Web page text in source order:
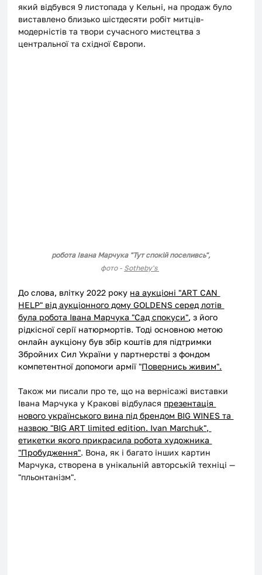
який відбувся 9 листопада у Кельні, на продаж було
виставлено близько шістдесяти робіт митців-
модерністів та твори сучасного мистецтва з
центральної та східної Європи.
робота Івана Марчука "Тут спокій поселивсь",
фото - Sotheby's
До слова, влітку 2022 року на аукціоні "ART CAN
HELP" від аукціонного дому GOLDENS серед лотів
була робота Івана Марчука "Сад спокуси", з його
рідкісної серії натюрмортів. Тоді основною метою
онлайн аукціону був збір коштів для підтримки
Збройних Сил України у партнерстві з фондом
компетентної допомоги армії "Повернись живим".
Також ми писали про те, що на вернісажі виставки
Івана Марчука у Кракові відбулася презентація
нового українського вина під брендом BIG WINES та
назвою "BIG ART limited edition. Ivan Marchuk",
етикетки якого прикрасила робота художника
"Пробудження". Вона, як і багато інших картин
Марчука, створена в унікальній авторській техніці —
"пльонтанізм".